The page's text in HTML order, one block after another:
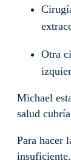
Otra
Michael
salud
Para hacer